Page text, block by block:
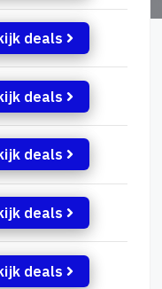
deals
deals
deals
deals
deals